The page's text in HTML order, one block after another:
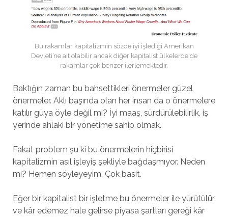
Bu rakamlar kapitalizmin sözde iyi işlediği Amerikan
Devleti’ne ait olabilir ancak diğer kapitalist ülkelerde de
rakamlar çok benzer ilerlemektedir.
Baktığın zaman bu bahsettikleri önermeler güzel
önermeler. Aklı başında olan her insan da o önermelere
katılır güya öyle değil mi? İyi maaş, sürdürülebilirlik, iş
yerinde ahlaki bir yönetime sahip olmak.
Fakat problem şu ki bu önermelerin hiçbirisi
kapitalizmin asıl işleyiş şekliyle bağdaşmıyor. Neden
mi? Hemen söyleyeyim. Çok basit.
Eğer bir kapitalist bir işletme bu önermeler ile yürütülür
ve kâr edemez hale gelirse piyasa şartları gereği kâr